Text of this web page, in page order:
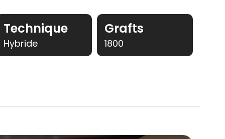
Technique
Hybride
Grafts
1800